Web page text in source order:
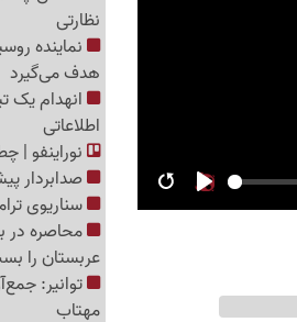
RestartPlay
نظارتی
نماینده
هدف می‌گیرد
انهدام یک
اطلاعاتی
نوراینفو
صدابردار
سناریوی
محاصره در
عربستان را
مهتاب